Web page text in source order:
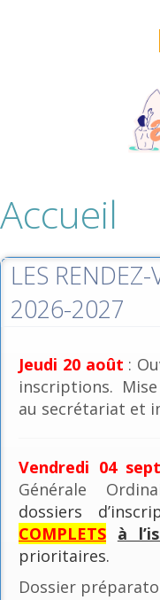
Accueil
LES
2026-2027
Jeudi 20 août :
inscriptions.
au secrétariat et
Vendredi 04
Générale
dossiers
COMPLETS à
prioritaires.
Dossier